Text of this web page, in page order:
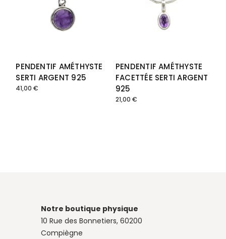
PENDENTIF AMÉTHYSTE
SERTI ARGENT 925
41,00€
PENDENTIF AMÉTHYSTE
FACETTÉE SERTI ARGENT
925
21,00 €
Notre boutique physique
10 Rue des Bonnetiers, 60200
Compiègne